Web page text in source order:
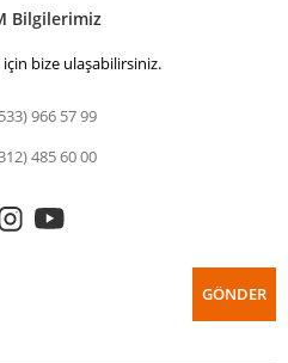
Bilgilerimiz
bize ulaşabilirsiniz.
966 57 99
485 60 00
GÖNDER